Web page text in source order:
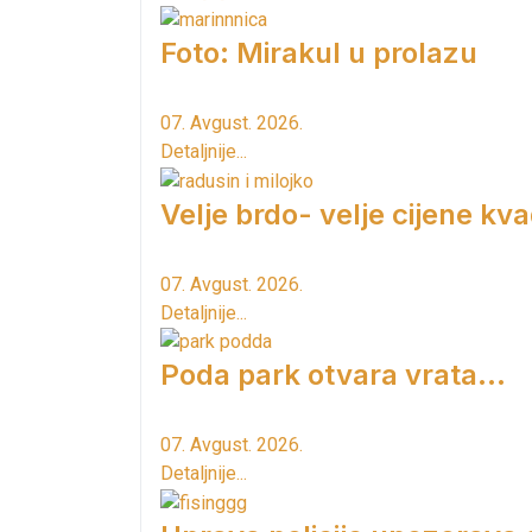
Foto: Mirakul u prolazu
07. Avgust. 2026.
Detaljnije...
Velje brdo- velje cijene
07. Avgust. 2026.
Detaljnije...
Poda park otvara vrata...
07. Avgust. 2026.
Detaljnije...